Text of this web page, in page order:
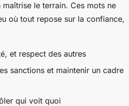
maîtrise le terrain. Ces mots ne
où tout repose sur la confiance,
et respect des autres
sanctions et maintenir un cadre
qui voit quoi